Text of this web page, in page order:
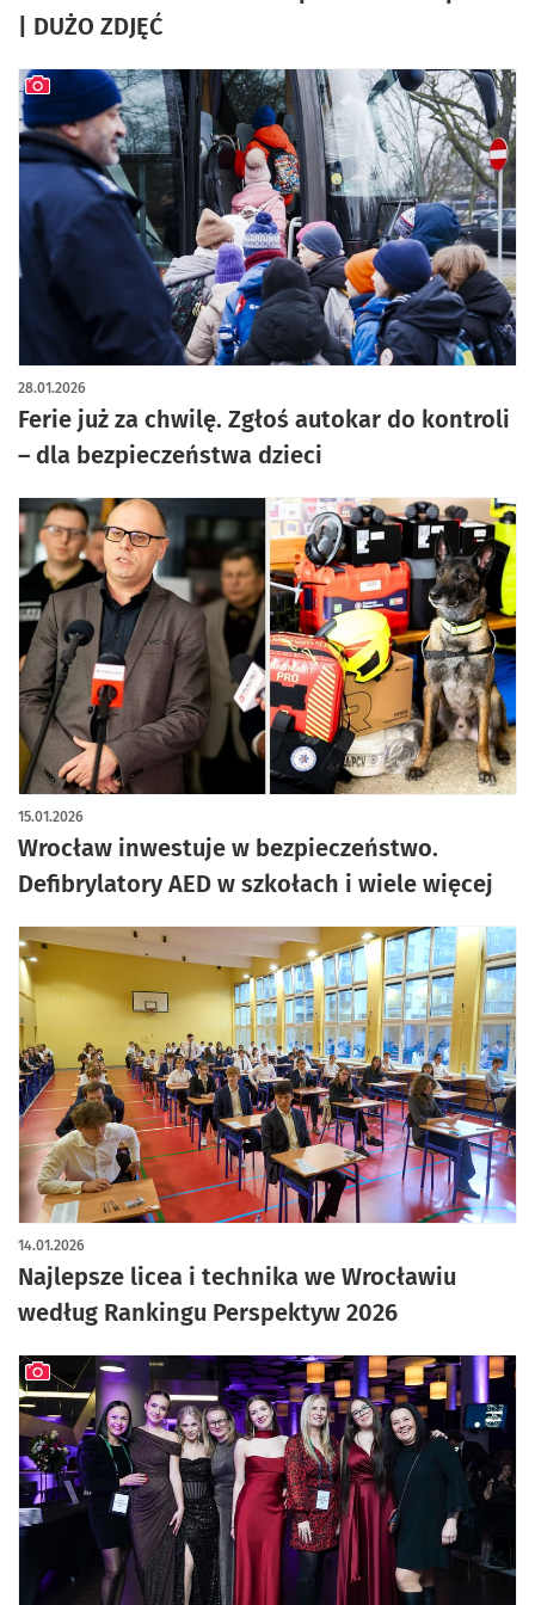
| DUŻO ZDJĘĆ
Ferie już za chwilę. Zgłoś autokar do kontroli
– dla bezpieczeństwa dzieci
28.01.2026
artykuł z galerią zdjęć
Wrocław inwestuje w bezpieczeństwo.
Defibrylatory AED w szkołach i wiele więcej
15.01.2026
Najlepsze licea i technika we Wrocławiu
według Rankingu Perspektyw 2026
14.01.2026